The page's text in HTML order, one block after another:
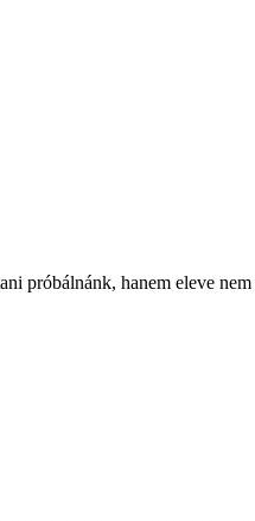
próbálnánk, hanem eleve